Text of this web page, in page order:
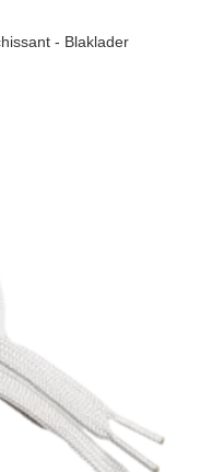
- Blaklader